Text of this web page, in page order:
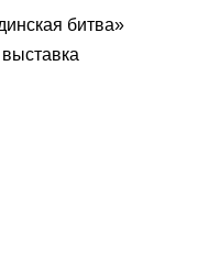
битва»